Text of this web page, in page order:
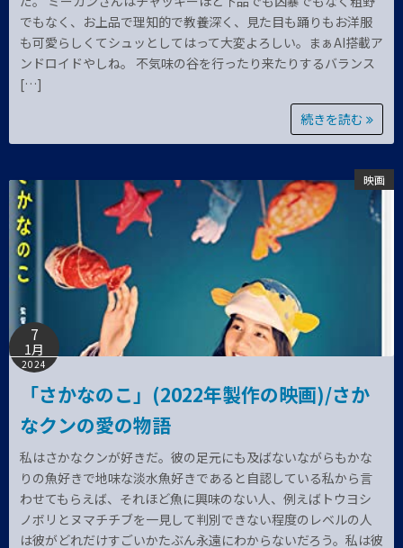
でもなく、お上品で理知的で教養深く、見た目も踊りもお洋服
も可愛らしくてシュッとしてはって大変よろしい。まぁAI搭載ア
ンドロイドやしね。 不気味の谷を行ったり来たりするバランス
[…]
続きを読む
映画
7
1月
2024
「さかなのこ」(2022年製作の映画)/さか
なクンの愛の物語
私はさかなクンが好きだ。彼の足元にも及ばないながらもかな
りの魚好きで地味な淡水魚好きであると自認している私から言
わせてもらえば、それほど魚に興味のない人、例えばトウヨシ
ノボリとヌマチチブを一見して判別できない程度のレベルの人
は彼がどれだけすごいかたぶん永遠にわからないだろう。私は彼